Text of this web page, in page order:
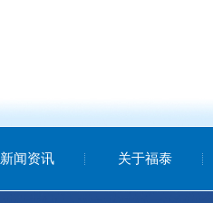
新闻资讯 关于福泰